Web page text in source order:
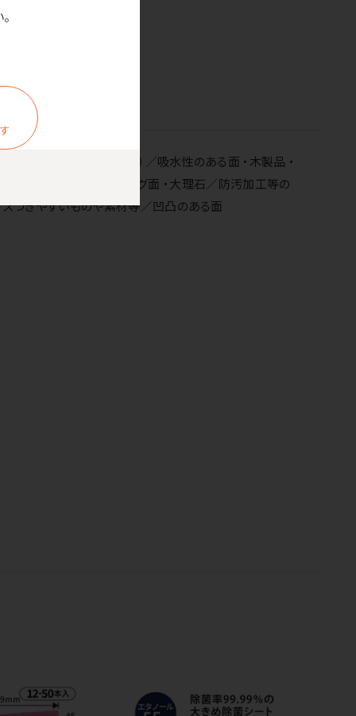
面加工がしてあるもの）／吸水性のある面 ・木製品 ・
スチック面／コーティング面 ・大理石／防汚加工等の
つきやすいものや素材等／凹凸のある面